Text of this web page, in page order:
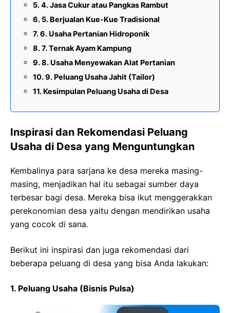
4. Jasa Cukur atau Pangkas Rambut
5. Berjualan Kue-Kue Tradisional
6. Usaha Pertanian Hidroponik
7. Ternak Ayam Kampung
8. Usaha Menyewakan Alat Pertanian
9. Peluang Usaha Jahit (Tailor)
Kesimpulan Peluang Usaha di Desa
Inspirasi dan Rekomendasi Peluang
Usaha di Desa yang Menguntungkan
Kembalinya para sarjana ke desa mereka masing-
masing, menjadikan hal itu sebagai sumber daya
terbesar bagi desa. Mereka bisa ikut menggerakkan
perekonomian desa yaitu dengan mendirikan usaha
yang cocok di sana.
Berikut ini inspirasi dan juga rekomendasi dari
beberapa peluang di desa yang bisa Anda lakukan:
1. Peluang Usaha (Bisnis Pulsa)